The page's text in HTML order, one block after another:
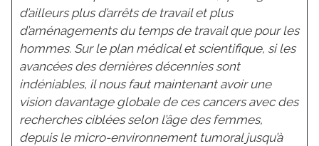
d’ailleurs plus d’arrêts de travail et plus
d’aménagements du temps de travail que pour les
hommes. Sur le plan médical et scientifique, si les
avancées des dernières décennies sont
indéniables, il nous faut maintenant avoir une
vision davantage globale de ces cancers avec des
recherches ciblées selon l’âge des femmes,
depuis le micro-environnement tumoral jusqu’à